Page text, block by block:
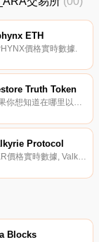
ETH
價格實時數據.
Truth Token
如果你想知道在哪里以當前價格購買Restore Truth Token,目前交易{Restore Truth Token]股票的頂級加密貨幣交易所是BitMart和PancakeSwap（V2）。您可以在我們的加密貨幣交易所頁面上找到其他列表.
Protocol
VKR價格實時數據, Valkyrie Protocol是一種Dapp激活協議,旨在幫助協議有效啟動,使其能夠設計具有特定目標的“活動”,并根據用戶的參與程度向用戶分發預先分配的獎勵.
Blocks